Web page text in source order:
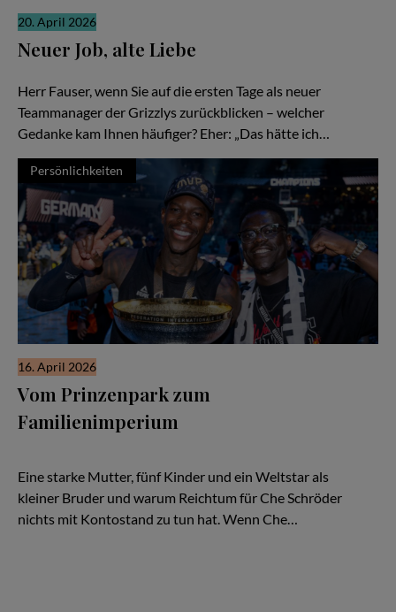
20. April 2026
Neuer Job, alte Liebe
Herr Fauser, wenn Sie auf die ersten Tage als neuer
Teammanager der Grizzlys zurückblicken – welcher
Gedanke kam Ihnen häufiger? Eher: „Das hätte ich…
Persönlichkeiten
16. April 2026
Vom Prinzenpark zum
Familienimperium
Eine starke Mutter, fünf Kinder und ein Weltstar als
kleiner Bruder und warum Reichtum für Che Schröder
nichts mit Kontostand zu tun hat. Wenn Che…